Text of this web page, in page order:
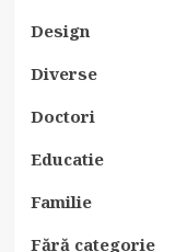
Design
Diverse
Doctori
Educatie
Familie
Fără categorie